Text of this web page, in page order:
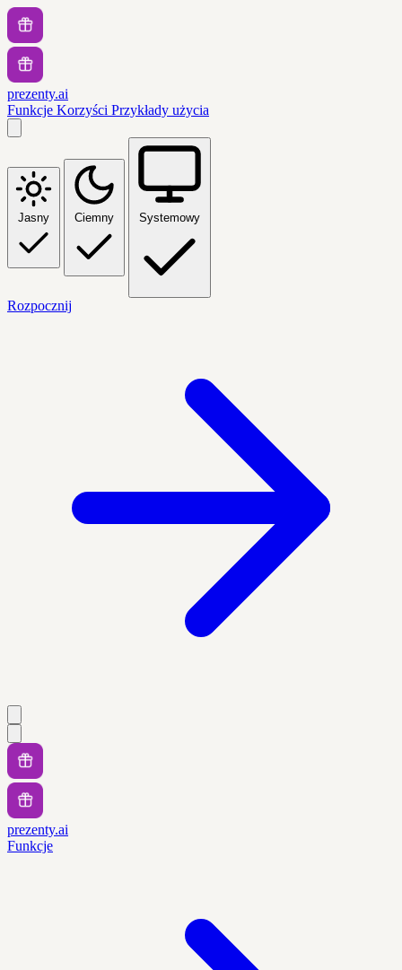
prezenty.ai
Funkcje Korzyści Przykłady użycia
Jasny Ciemny Systemowy
Rozpocznij
prezenty.ai
Funkcje